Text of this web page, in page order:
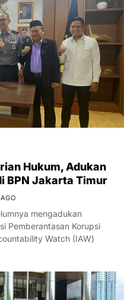
Hukum, Adukan
BPN Jakarta Timur
mengadukan
Pemberantasan Korupsi
Watch (IAW)